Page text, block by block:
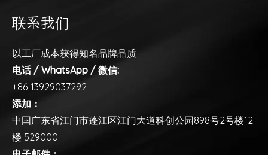
联系我们
以工厂成本获得知名品牌品质
电话 / WhatsApp / 微信:
+86-13929037292
添加：
中国广东省江门市蓬江区江门大道科创公园898号2号楼12
楼 529000